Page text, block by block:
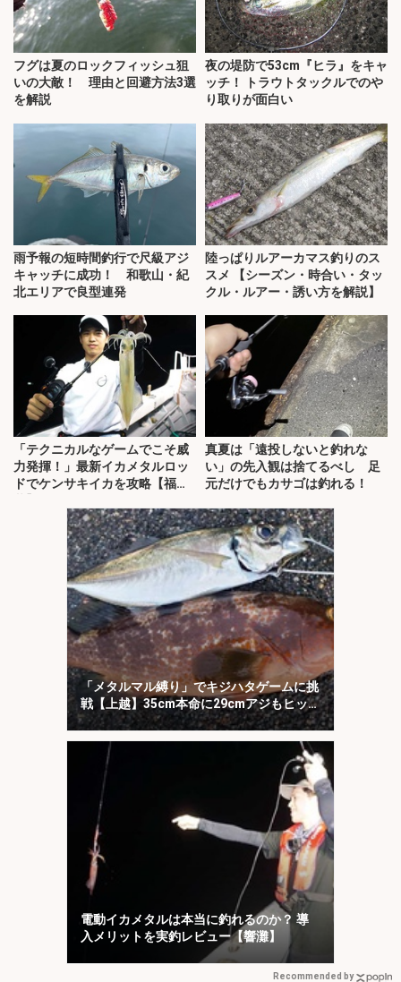
フグは夏のロックフィッシュ狙
いの大敵！ 理由と回避方法3選
を解説
夜の堤防で53cm『ヒラ』をキャ
ッチ！ トラウトタックルでのや
り取りが面白い
雨予報の短時間釣行で尺級アジ
キャッチに成功！ 和歌山・紀
北エリアで良型連発
陸っぱりルアーカマス釣りのス
スメ 【シーズン・時合い・タッ
クル・ルアー・誘い方を解説】
「テクニカルなゲームでこそ威
力発揮！」最新イカメタルロッ
ドでケンサキイカを攻略【福
真夏は「遠投しないと釣れな
い」の先入観は捨てるべし 足
元だけでもカサゴは釣れる！
「メタルマル縛り」でキジハタゲームに挑
戦【上越】35cm本命に29cmアジもヒッ
ト！
電動イカメタルは本当に釣れるのか？ 導
入メリットを実釣レビュー【響灘】
Recommended by